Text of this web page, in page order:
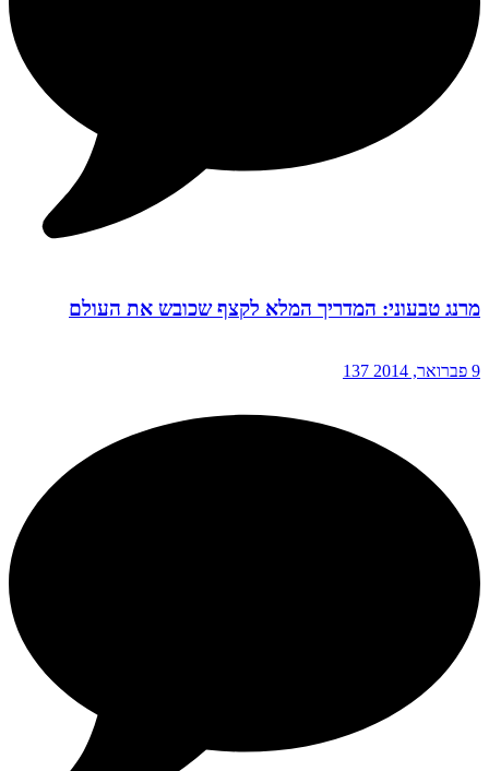
מרנג טבעוני: המדריך המלא לקצף שכובש את העולם
9 פברואר, 2014 137